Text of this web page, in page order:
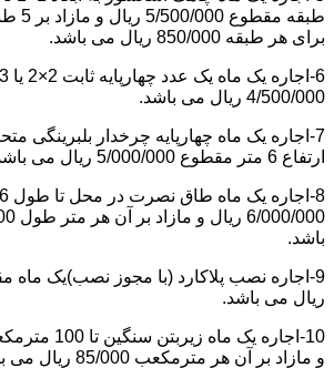
برای هر طبقه 850/000 ریال می باشد.
4/500/000 ریال می باشد.
ارتفاع 6 متر مقطوع 5/000/000 ریال می باشد.
باشد.
ریال می باشد.
و مازاد بر آن هر مترمکعب 85/000 ریال می باشد.